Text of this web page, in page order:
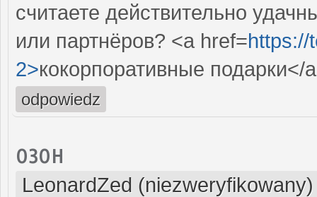
считаете действительно
или партнёров? <a href=https://
2>кокорпоративные подарки</
odpowiedz
озон
LeonardZed (niezweryfikowany)